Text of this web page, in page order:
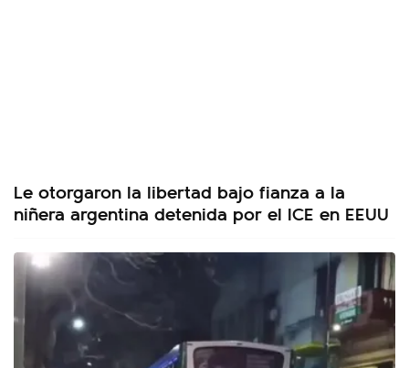
Le otorgaron la libertad bajo fianza a la
niñera argentina detenida por el ICE en EEUU